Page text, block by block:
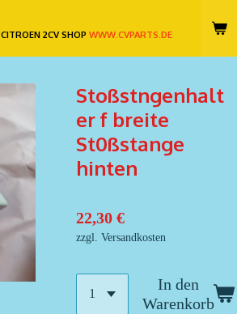
CITROEN 2CV SHOPWWW.CVPARTS.DE
Stoßstngenhalt
er f breite
St0ßstange
hinten
22,30 €
zzgl. Versandkosten
In den
Warenkorb